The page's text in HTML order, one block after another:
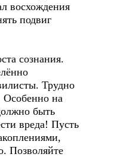
восхождения
подвиг
сознания.
Трудно
Особенно на
быть
вреда! Пусть
Позволяйте